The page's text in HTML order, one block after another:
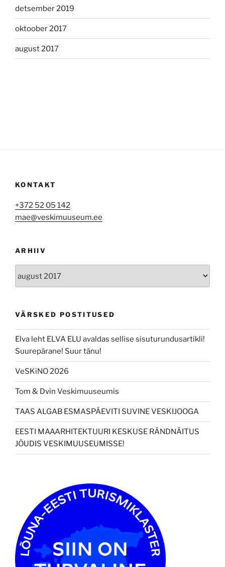
detsember 2019
oktoober 2017
august 2017
KONTAKT
+372 52 05 142
mae@veskimuuseum.ee
ARHIIV
VÄRSKED POSTITUSED
Elva leht ELVA ELU avaldas sellise sisuturundusartikli!
Suurepärane! Suur tänu!
VeSKiNO 2026
Tom & Dvin Veskimuuseumis
TAAS ALGAB ESMASPÄEVITI SUVINE VESKIJOOGA
EESTI MAAARHITEKTUURI KESKUSE RÄNDNÄITUS
JÕUDIS VESKIMUUSEUMISSE!